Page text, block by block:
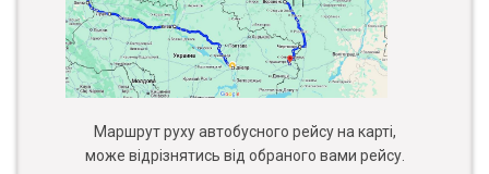
Маршрут руху автобусного рейсу на карті,
може відрізнятись від обраного вами рейсу.